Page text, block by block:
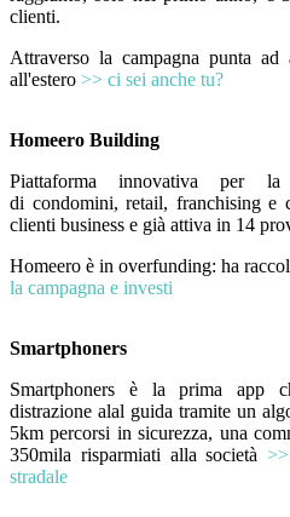
clienti.
Attraverso la campagna punta
all'estero >> ci sei anche tu?
Homeero Building
Piattaforma innovativa per la
di condomini, retail, franchising
clienti business e già attiva in 14
Homeero è in overfunding: ha
la campagna e investi
Smartphoners
Smartphoners è la prima app
distrazione alal guida tramite un
5km percorsi in sicurezza, una
350mila risparmiati alla società
stradale